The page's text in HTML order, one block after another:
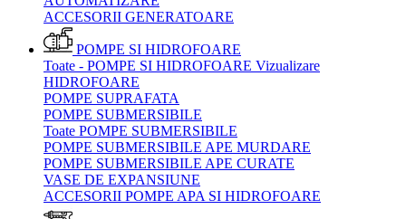
ACCESORII GENERATOARE
POMPE SI HIDROFOARE
Toate - POMPE SI HIDROFOARE Vizualizare
HIDROFOARE
POMPE SUPRAFATA
POMPE SUBMERSIBILE
Toate POMPE SUBMERSIBILE
POMPE SUBMERSIBILE APE MURDARE
POMPE SUBMERSIBILE APE CURATE
VASE DE EXPANSIUNE
ACCESORII POMPE APA SI HIDROFOARE